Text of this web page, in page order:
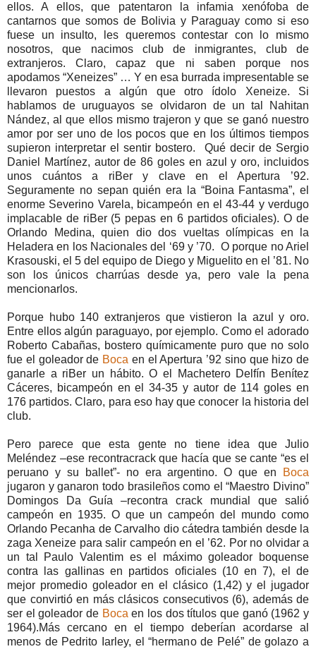
ellos. A ellos, que patentaron la infamia xenófoba de
cantarnos que somos de Bolivia y Paraguay como si eso
fuese un insulto, les queremos contestar con lo mismo
nosotros, que nacimos club de inmigrantes, club de
extranjeros. Claro, capaz que ni saben porque nos
apodamos “Xeneizes” … Y en esa burrada impresentable se
llevaron puestos a algún que otro ídolo Xeneize. Si
hablamos de uruguayos se olvidaron de un tal Nahitan
Nández, al que ellos mismo trajeron y que se ganó nuestro
amor por ser uno de los pocos que en los últimos tiempos
supieron interpretar el sentir bostero. Qué decir de Sergio
Daniel Martínez, autor de 86 goles en azul y oro, incluidos
unos cuántos a riBer y clave en el Apertura ’92.
Seguramente no sepan quién era la “Boina Fantasma”, el
enorme Severino Varela, bicampeón en el 43-44 y verdugo
implacable de riBer (5 pepas en 6 partidos oficiales). O de
Orlando Medina, quien dio dos vueltas olímpicas en la
Heladera en los Nacionales del ‘69 y ’70. O porque no Ariel
Krasouski, el 5 del equipo de Diego y Miguelito en el ’81. No
son los únicos charrúas desde ya, pero vale la pena
mencionarlos.
Porque hubo 140 extranjeros que vistieron la azul y oro.
Entre ellos algún paraguayo, por ejemplo. Como el adorado
Roberto Cabañas, bostero químicamente puro que no solo
fue el goleador de Boca en el Apertura ’92 sino que hizo de
ganarle a riBer un hábito. O el Machetero Delfín Benítez
Cáceres, bicampeón en el 34-35 y autor de 114 goles en
176 partidos. Claro, para eso hay que conocer la historia del
club.
Pero parece que esta gente no tiene idea que Julio
Meléndez –ese recontracrack que hacía que se cante “es el
peruano y su ballet”- no era argentino. O que en
Boca
jugaron y ganaron todo brasileños como el “Maestro Divino”
Domingos Da Guía –recontra crack mundial que salió
campeón en 1935. O que un campeón del mundo como
Orlando Pecanha de Carvalho dio cátedra también desde la
zaga Xeneize para salir campeón en el ’62. Por no olvidar a
un tal Paulo Valentim es el máximo goleador boquense
contra las gallinas en partidos oficiales (10 en 7), el de
mejor promedio goleador en el clásico (1,42) y el jugador
que convirtió en más clásicos consecutivos (6), además de
ser el goleador de Boca en los dos títulos que ganó (1962 y
1964).Más cercano en el tiempo deberían acordarse al
menos de Pedrito Iarley, el “hermano de Pelé” de golazo a